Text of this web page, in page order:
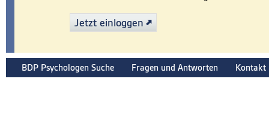
Jetzt einloggen
BDP Psychologen Suche Fragen und Antworten Kontakt